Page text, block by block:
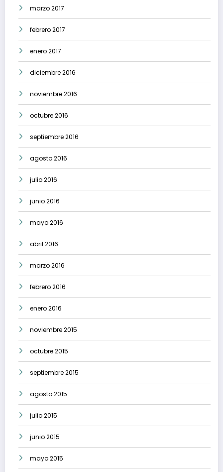
marzo 2017
febrero 2017
enero 2017
diciembre 2016
noviembre 2016
octubre 2016
septiembre 2016
agosto 2016
julio 2016
junio 2016
mayo 2016
abril 2016
marzo 2016
febrero 2016
enero 2016
noviembre 2015
octubre 2015
septiembre 2015
agosto 2015
julio 2015
junio 2015
mayo 2015